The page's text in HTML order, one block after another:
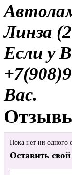
Линза
Если у
Вас.
Пока нет ни одного
Оставить